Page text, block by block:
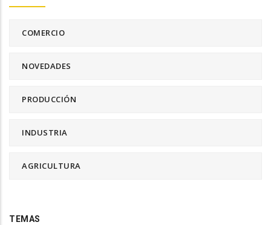
COMERCIO
NOVEDADES
PRODUCCIÓN
INDUSTRIA
AGRICULTURA
TEMAS